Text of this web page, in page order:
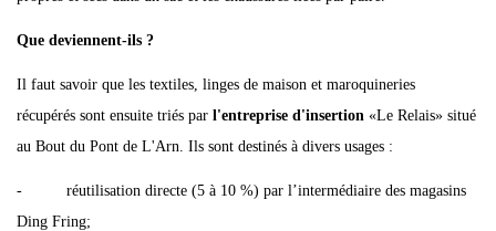
Que deviennent-ils ?
Il faut savoir que les textiles, linges de maison et maroquineries
récupérés sont ensuite triés par l'entreprise d'insertion «Le Relais» situé
au Bout du Pont de L'Arn. Ils sont destinés à divers usages :
- réutilisation directe (5 à 10 %) par l’intermédiaire des magasins
Ding Fring;